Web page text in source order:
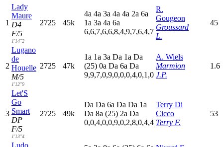
1
Lady
Maure
D4
F/5
1'14"2
2725 45k
4a 4a 3a 4a 4a 2a 6a
1a 3a 4a 6a
6,6,7,6,6,8,4,9,7,6,4,7
R.
Gougeon
Groussard
L.
45
2
Lugano
de
Houelle
M/5
1'12"9
2725 47k
1a 1a 3a Da 1a Da
(25) 0a Da 6a Da
9,9,7,0,9,0,0,0,4,0,1,0
A. Wiels
Marmion
J.P.
1.6
3
Let'S
Go
Smart
DP
F/5
1'13"4
2725 49k
Da Da 6a Da Da 1a
Da 8a (25) 2a Da
0,0,4,0,0,9,0,2,8,0,4,4
Terry Di
Cicco
Terry F.
53
Ludo